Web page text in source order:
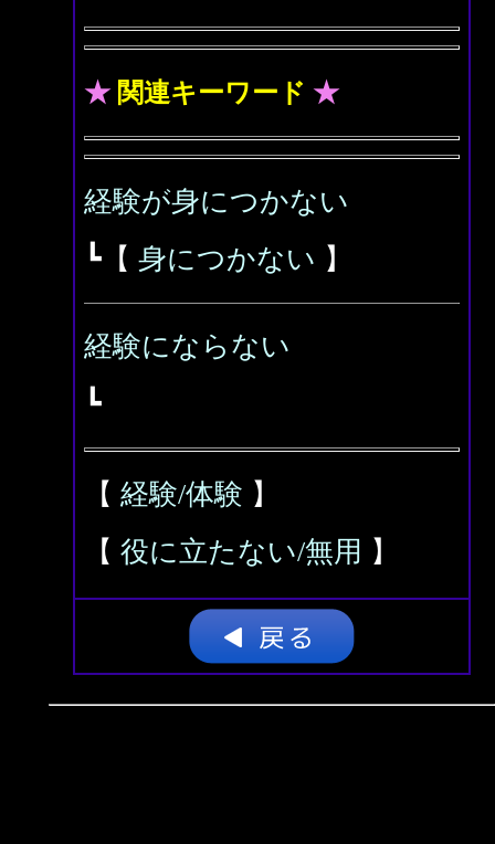
★ 関連キーワード ★
経験が身につかない
┗【 身につかない 】
経験にならない
┗
【 経験/体験 】
【 役に立たない/無用 】